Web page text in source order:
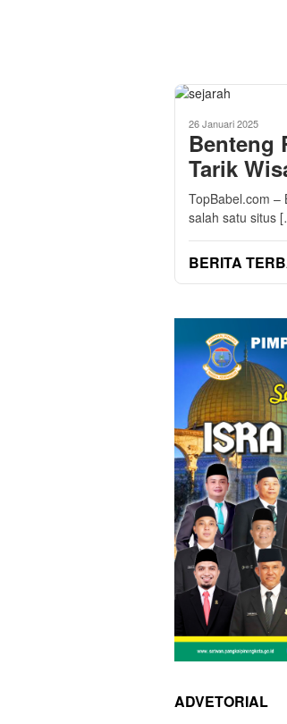
26 Januari 2025
Benteng
Tarik
TopBabel.com –
salah satu situs
BERITA
ADVETORIAL